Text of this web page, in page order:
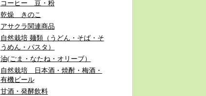
コーヒー 豆・粉
乾燥 きのこ
アサクラ関連商品
自然栽培 麺類（うどん・そば・そ
うめん・パスタ）
油(ごま・なたね・オリーブ）
自然栽培 日本酒・焼酎・梅酒・
有機ビール
甘酒・発酵飲料